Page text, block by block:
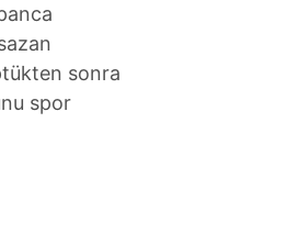
sonra
spor